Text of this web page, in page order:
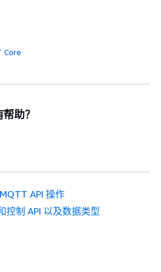
Core
助？
API 操作
控制 API 以及数据类型